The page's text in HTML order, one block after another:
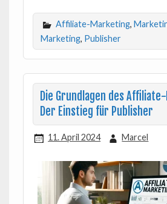
Affiliate-Marketing,
Marketing, Publisher
Die Grundlagen des
Der Einstieg für Publisher
11. April 2024 Marcel